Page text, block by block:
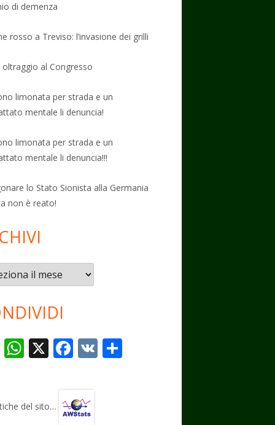
di demenza
rosso a Treviso: l’invasione dei grilli
oltraggio al Congresso
limonata per strada e un
mentale li denuncia!
limonata per strada e un
mentale li denuncia!!!
lo Stato Sionista alla Germania
non è reato!
T
gr
W
s
X F
b
V
del sito…